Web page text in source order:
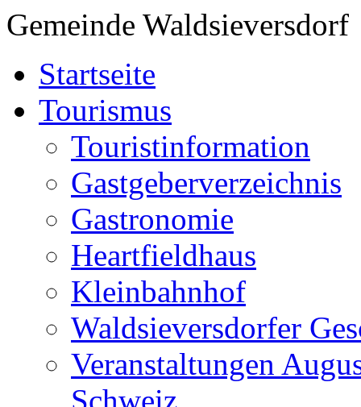
Gemeinde Waldsieversdorf
Startseite
Tourismus
Touristinformation
Gastgeberverzeichnis
Gastronomie
Heartfieldhaus
Kleinbahnhof
Waldsieversdorfer
Veranstaltungen